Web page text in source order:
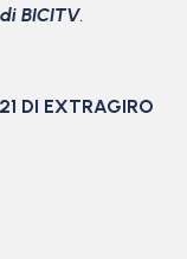
BICITV.
DI EXTRAGIRO